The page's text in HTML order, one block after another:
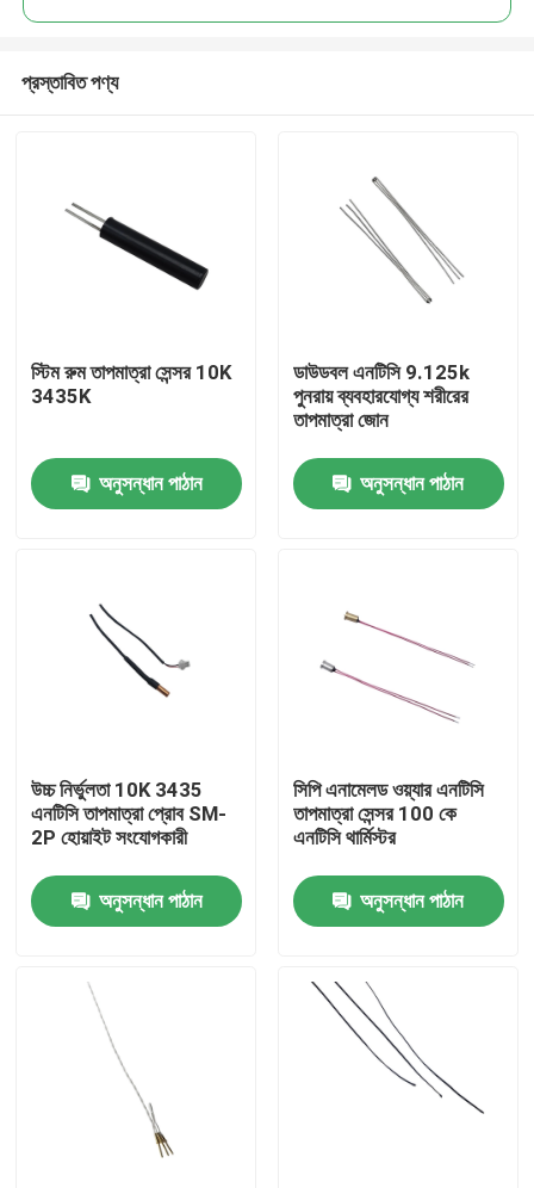
VR প্রদর্শন
কারখানা ভ্রমণ
মান নিয়ন্ত্রণ
মেডিকেল তাপমাত্রা সেন্সর
সারফেস মাউন্ট তাপমাত্রা সেন্সর
প্রস্তাবিত পণ্য
স্টিম রুম তাপমাত্রা সেন্সর 10K
3435K
অনুসন্ধান পাঠান
ডাউডবল এনটিসি 9.125k
পুনরায় ব্যবহারযোগ্য শরীরের
তাপমাত্রা জোন
অনুসন্ধান পাঠান
উচ্চ নির্ভুলতা 10K 3435
এনটিসি তাপমাত্রা প্রোব SM-
2P হোয়াইট সংযোগকারী
অনুসন্ধান পাঠান
সিপি এনামেলড ওয়্যার এনটিসি
তাপমাত্রা সেন্সর 100 কে
এনটিসি থার্মিস্টর
অনুসন্ধান পাঠান